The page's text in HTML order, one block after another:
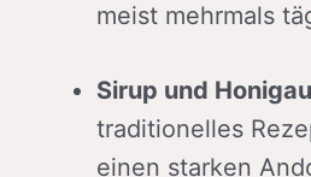
meist mehrmals
Sirup und
traditionelles
einen starken